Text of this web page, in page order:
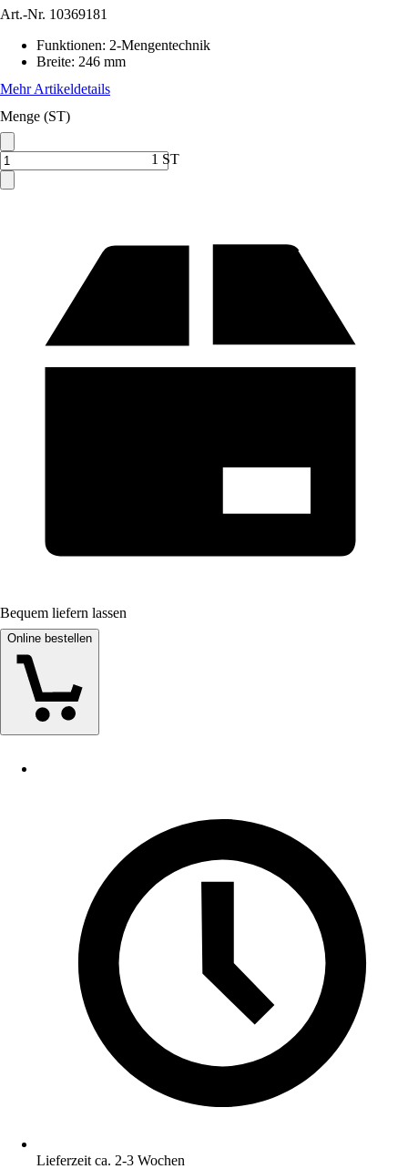
Art.-Nr. 10369181
Funktionen: 2-Mengentechnik
Breite: 246 mm
Mehr Artikeldetails
Menge (ST)
1 ST
Bequem liefern lassen
Online bestellen
Lieferzeit ca. 2-3 Wochen